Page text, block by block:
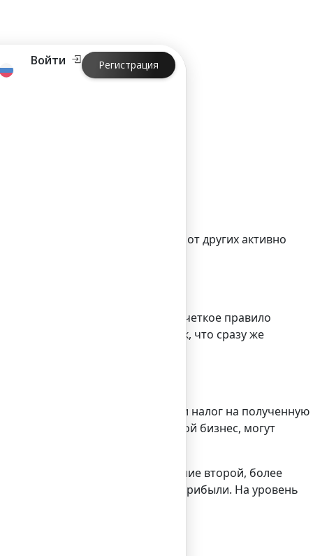
Войти Регистрация
удаленность этой страны от других активно
высокой.
у торговых компаний есть четкое правило
на рынок достаточно высок, что сразу же
добавленную стоимость (НДС) и налог на полученную
даже зарегистрировав свой бизнес, могут
фирма.
оборота) схемам. Использование второй, более
ставке – 25-33% от размера прибыли. На уровень
другие факторы.